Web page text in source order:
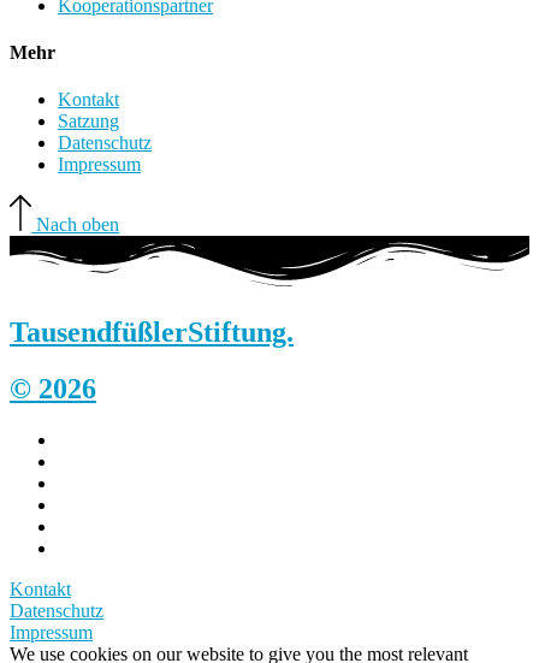
Kooperationspartner
Mehr
Kontakt
Satzung
Datenschutz
Impressum
Nach oben
TausendfüßlerStiftung.
© 2026
Kontakt
Datenschutz
Impressum
We use cookies on our website to give you the most relevant